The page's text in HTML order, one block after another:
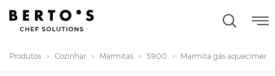
Produtos Cozinhar Marmitas S900 Marmita gás aquecimento